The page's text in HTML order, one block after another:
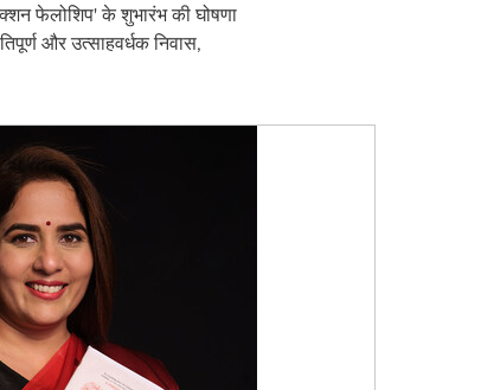
फेलोशिप' के शुभारंभ की घोषणा
और उत्साहवर्धक निवास,